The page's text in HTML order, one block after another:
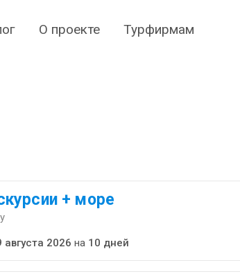
О проекте Турфирмам
+ море
августа 2026 на 10 дней